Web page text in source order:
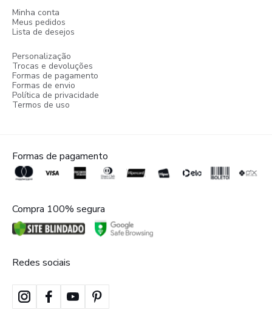
Minha conta
Meus pedidos
Lista de desejos
Personalização
Trocas e devoluções
Formas de pagamento
Formas de envio
Política de privacidade
Termos de uso
Formas de pagamento
Compra 100% segura
Redes sociais